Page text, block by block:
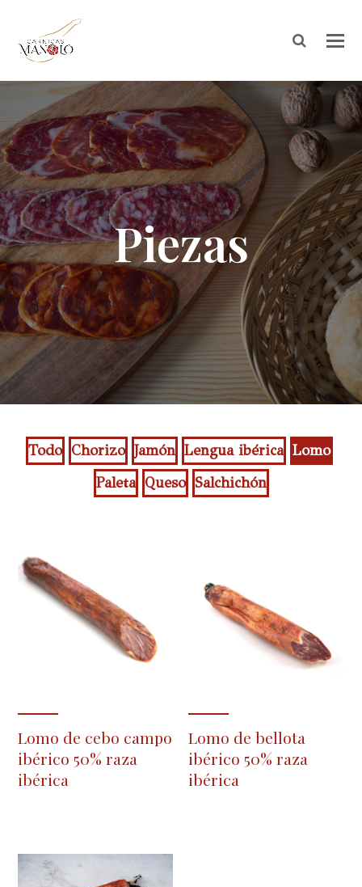
Piezas
Todo Chorizo Jamón Lengua ibérica Lomo
Paleta Queso Salchichón
Lomo de cebo campo
ibérico 50% raza
ibérica
Lomo de bellota
ibérico 50% raza
ibérica